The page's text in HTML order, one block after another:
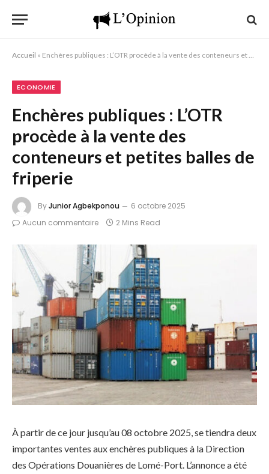
Accueil » Enchères publiques : L’OTR procède à la vente des conteneurs et petites balles de friperie
ECONOMIE
Enchères publiques : L’OTR
procède à la vente des
conteneurs et petites balles de
friperie
ByJunior Agbekponou
6 octobre 2025
Aucun commentaire
2 Mins Read
À partir de ce jour jusqu’au 08 octobre 2025, se tiendra deux
importantes ventes aux enchères publiques à la Direction
des Opérations Douanières de Lomé-Port. L’annonce a été